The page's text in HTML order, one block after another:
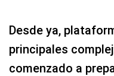
Desde ya,
principales
comenzado a